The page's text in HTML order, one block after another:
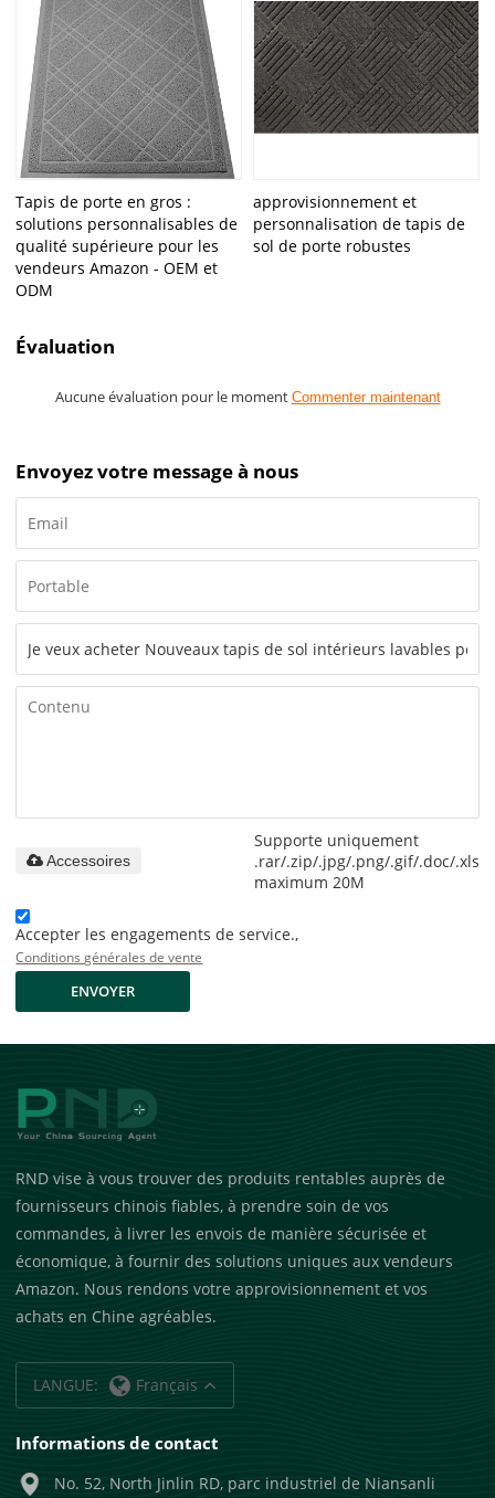
Tapis de porte en gros :
solutions personnalisables de
qualité supérieure pour les
vendeurs Amazon - OEM et
ODM
approvisionnement et
personnalisation de tapis de
sol de porte robustes
Évaluation
Aucune évaluation pour le moment Commenter maintenant
Envoyez votre message à nous
Supporte uniquement
.rar/.zip/.jpg/.png/.gif/.doc/.xls/
maximum 20M
Accessoires
Accepter les engagements de service.,
Conditions générales de vente
ENVOYER
RND vise à vous trouver des produits rentables auprès de
fournisseurs chinois fiables, à prendre soin de vos
commandes, à livrer les envois de manière sécurisée et
économique, à fournir des solutions uniques aux vendeurs
Amazon. Nous rendons votre approvisionnement et vos
achats en Chine agréables.
LANGUE: Français
Informations de contact
No. 52, North Jinlin RD, parc industriel de Niansanli